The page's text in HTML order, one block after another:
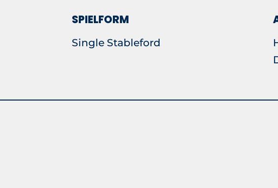
SPIELFORM
Single Stableford